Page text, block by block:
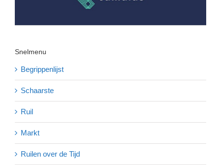
Snelmenu
Begrippenlijst
Schaarste
Ruil
Markt
Ruilen over de Tijd